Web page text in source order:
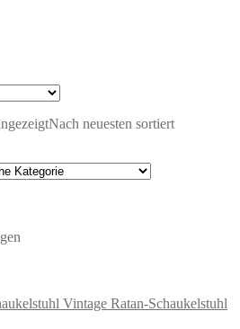
Nach neuesten sortiert
Vintage Ratan-Schaukelstuhl